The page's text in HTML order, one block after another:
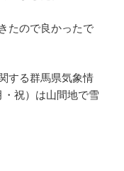
たので良かったで
する群馬県気象情
祝）は山間地で雪